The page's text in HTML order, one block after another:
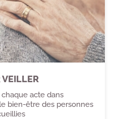
VEILLER
acte dans
bien-être des personnes